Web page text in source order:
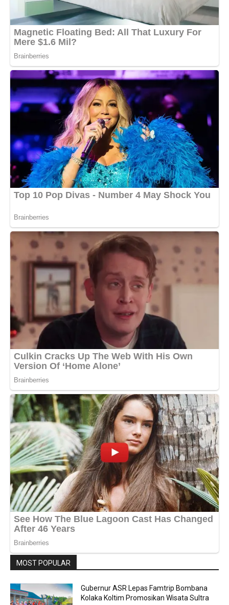
MOST POPULAR
Gubernur ASR Lepas Famtrip Bombana
Kolaka Koltim Promosikan Wisata Sultra